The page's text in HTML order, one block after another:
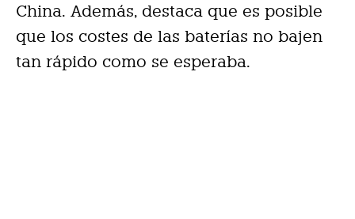
China. Además, destaca que es posible
que los costes de las baterías no bajen
tan rápido como se esperaba.